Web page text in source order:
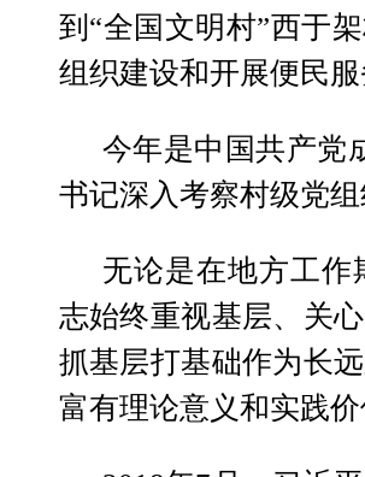
到“全国文明村”西于
组织建设和开展便民
今年是中国共产党
书记深入考察村级党
无论是在地方工
志始终重视基层、关
抓基层打基础作为长
富有理论意义和实践